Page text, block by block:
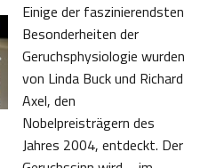
Einige der faszinierendsten
Besonderheiten der
Geruchsphysiologie wurden
von Linda Buck und Richard
Axel, den
Nobelpreisträgern des
Jahres 2004, entdeckt. Der